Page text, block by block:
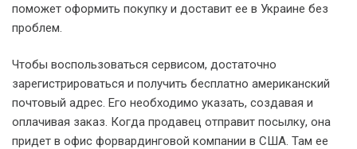
поможет оформить покупку и доставит ее в Украине без
проблем.
Чтобы воспользоваться сервисом, достаточно
зарегистрироваться и получить бесплатно американский
почтовый адрес. Его необходимо указать, создавая и
оплачивая заказ. Когда продавец отправит посылку, она
придет в офис форвардинговой компании в США. Там ее